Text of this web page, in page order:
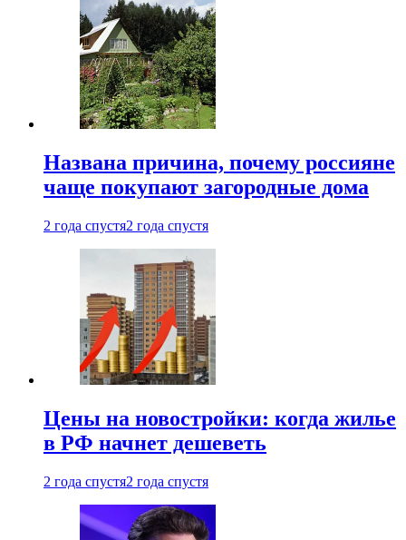
Названа причина, почему россияне
чаще покупают загородные дома
2 года спустя2 года спустя
Цены на новостройки: когда жилье
в РФ начнет дешеветь
2 года спустя2 года спустя